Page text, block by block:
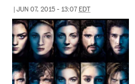
JUN 07, 2015 - 13:07 EDT